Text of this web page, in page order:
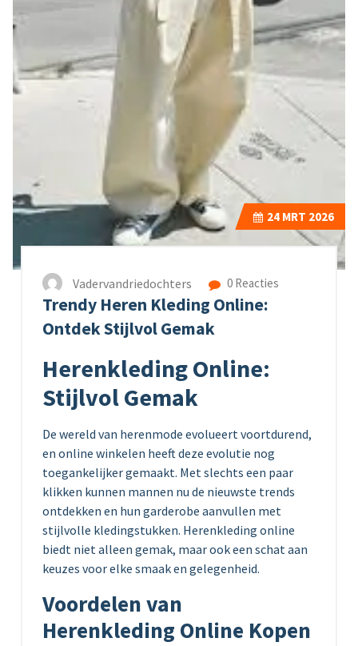
24 MRT 2026
Vadervandriedochters 0 Reacties
Trendy Heren Kleding Online:
Ontdek Stijlvol Gemak
Herenkleding Online:
Stijlvol Gemak
De wereld van herenmode evolueert voortdurend,
en online winkelen heeft deze evolutie nog
toegankelijker gemaakt. Met slechts een paar
klikken kunnen mannen nu de nieuwste trends
ontdekken en hun garderobe aanvullen met
stijlvolle kledingstukken. Herenkleding online
biedt niet alleen gemak, maar ook een schat aan
keuzes voor elke smaak en gelegenheid.
Voordelen van
Herenkleding Online Kopen